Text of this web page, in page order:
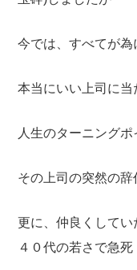
今では、すべてが為
本当にいい上司に当
人生のターニングポ
その上司の突然の辞
更に、仲良くして
４０代の若さで急死